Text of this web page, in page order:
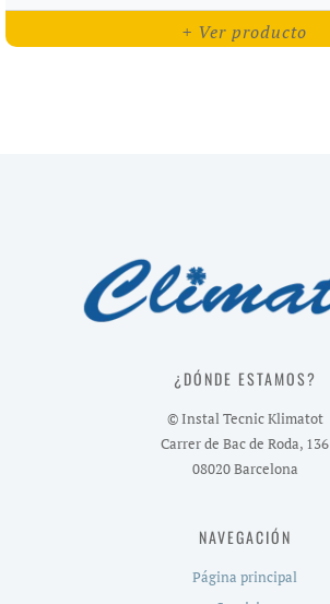
+ Ver producto
¿DÓNDE ESTAMOS?
© Instal Tecnic Klimatot
Carrer de Bac de Roda, 136
08020 Barcelona
NAVEGACIÓN
Página principal